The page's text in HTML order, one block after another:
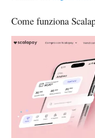
Come funziona